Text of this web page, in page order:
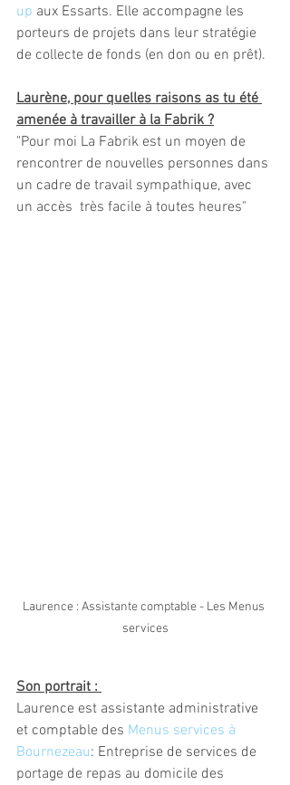
up aux Essarts. Elle accompagne les
porteurs de projets dans leur stratégie
de collecte de fonds (en don ou en prêt).
Laurène, pour quelles raisons as tu été
amenée à travailler à la Fabrik ?
"Pour moi La Fabrik est un moyen de
rencontrer de nouvelles personnes dans
un cadre de travail sympathique, avec
un accès  très facile à toutes heures"
Laurence : Assistante comptable - Les Menus
services
Son portrait :
Laurence est assistante administrative
et comptable des Menus services à
Bournezeau: Entreprise de services de
portage de repas au domicile des